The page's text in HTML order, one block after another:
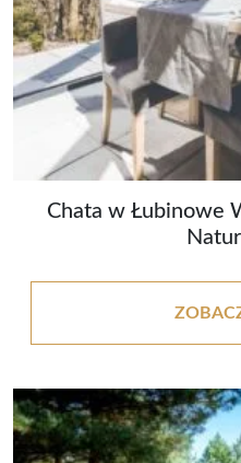
Chata w Łubinowe